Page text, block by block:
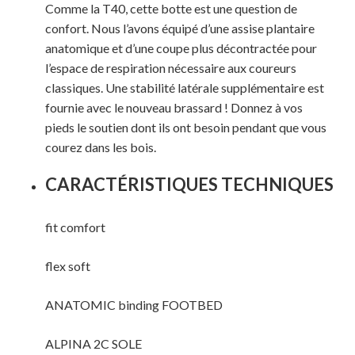
Votre panier est vide.
Comme la T40, cette botte est une question de
confort. Nous l’avons équipé d’une assise plantaire
anatomique et d’une coupe plus décontractée pour
l’espace de respiration nécessaire aux coureurs
classiques. Une stabilité latérale supplémentaire est
fournie avec le nouveau brassard ! Donnez à vos
pieds le soutien dont ils ont besoin pendant que vous
courez dans les bois.
CARACTÉRISTIQUES TECHNIQUES
fit comfort
flex soft
ANATOMIC binding FOOTBED
ALPINA 2C SOLE